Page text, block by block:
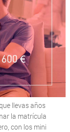
llevas años
la matrícula
con los mini